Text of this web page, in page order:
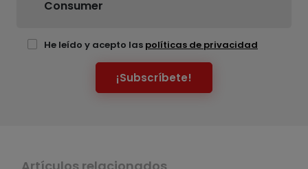
Consumer
He leído y acepto las políticas de privacidad
¡Subscríbete!